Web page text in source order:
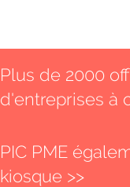
Plus de 2000
d'entreprises à
PIC PME
kiosque >>